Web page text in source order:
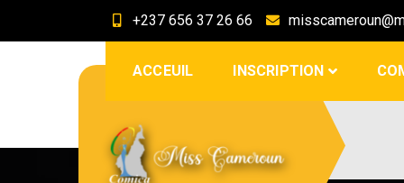
+237 656 37 26 66
ACCEUIL INSCRIPTION